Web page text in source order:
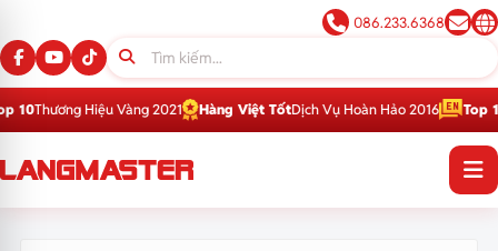
086.233.6368
Vàng 2021 Hàng Việt TốtDịch Vụ Hoàn Hảo 2016 Top 1Thương Hiệu